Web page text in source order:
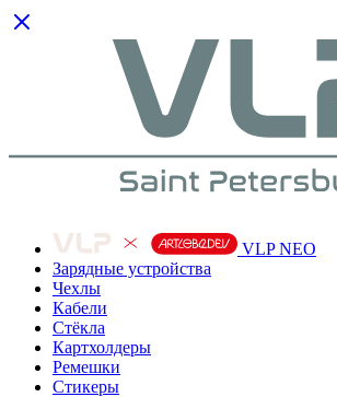
VLP NEO
Зарядные устройства
Чехлы
Кабели
Cтёкла
Картхолдеры
Ремешки
Стикеры